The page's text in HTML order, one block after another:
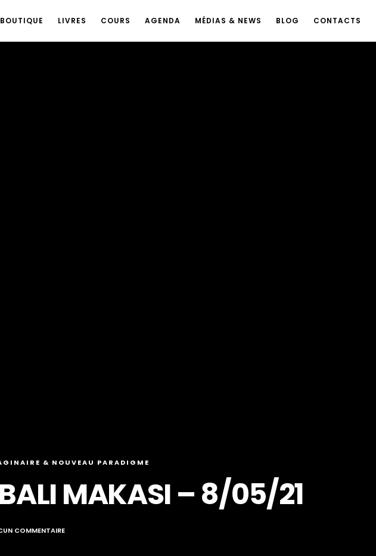
BOUTIQUE LIVRES COURS AGENDA MÉDIAS & NEWS BLOG CONTACTS
& NOUVEAU PARADIGME
MAKASI – 8/05/21
COMMENTAIRE